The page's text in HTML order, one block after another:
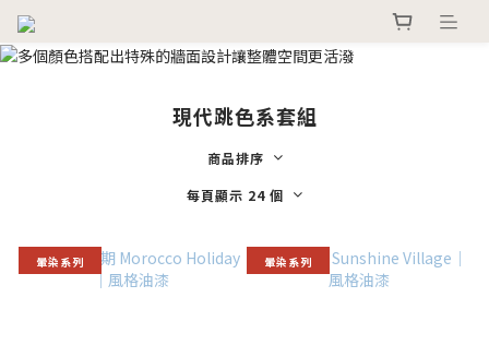
現代跳色系套組
商品排序
每頁顯示 24 個
暈染系列 暈染系列